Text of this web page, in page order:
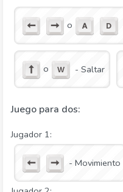
o
o - Saltar
Juego para dos:
Jugador 1:
- Movimiento